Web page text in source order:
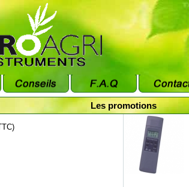
Les promotions